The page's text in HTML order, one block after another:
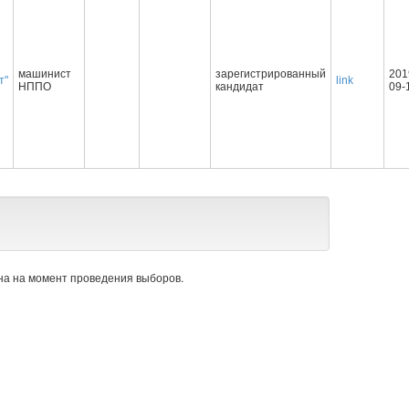
машинист
НППО
зарегистрированный
кандидат
link
09-
на момент проведения выборов.